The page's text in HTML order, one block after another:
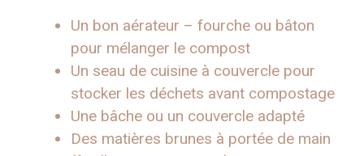
Un bon aérateur – fourche ou bâton
pour mélanger le compost
Un seau de cuisine à couvercle pour
stocker les déchets avant compostage
Une bâche ou un couvercle adapté
Des matières brunes à portée de main